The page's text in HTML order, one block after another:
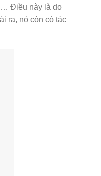
Điều này là do
ra, nó còn có tác